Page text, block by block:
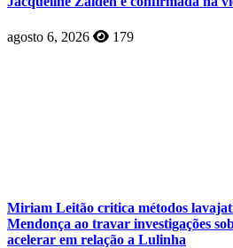
agosto 6, 2026 179
Miriam Leitão critica métodos
Mendonça ao travar investigações
acelerar em relação a Lulinha